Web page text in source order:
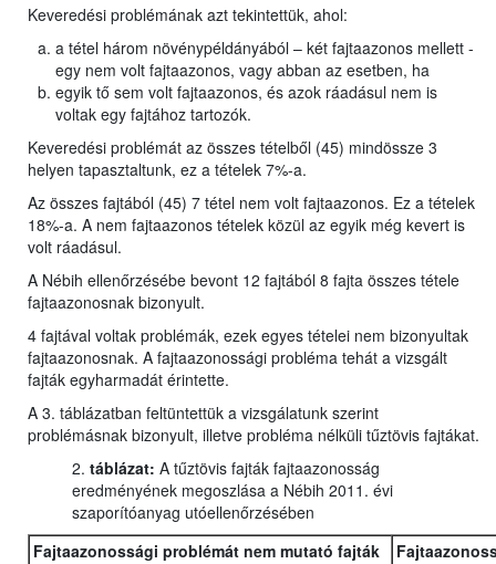
Keveredési problémának azt tekintettük, ahol:
a tétel három növénypéldányából – két fajtaazonos mellett -
egy nem volt fajtaazonos, vagy abban az esetben, ha
egyik tő sem volt fajtaazonos, és azok ráadásul nem is
voltak egy fajtához tartozók.
Keveredési problémát az összes tételből (45) mindössze 3
helyen tapasztaltunk, ez a tételek 7%-a.
Az összes fajtából (45) 7 tétel nem volt fajtaazonos. Ez a tételek
18%-a. A nem fajtaazonos tételek közül az egyik még kevert is
volt ráadásul.
A Nébih ellenőrzésébe bevont 12 fajtából 8 fajta összes tétele
fajtaazonosnak bizonyult.
4 fajtával voltak problémák, ezek egyes tételei nem bizonyultak
fajtaazonosnak. A fajtaazonossági probléma tehát a vizsgált
fajták egyharmadát érintette.
A 3. táblázatban feltüntettük a vizsgálatunk szerint
problémásnak bizonyult, illetve probléma nélküli tűztövis fajtákat.
2. táblázat: A tűztövis fajták fajtaazonosság
eredményének megoszlása a Nébih 2011. évi
szaporítóanyag utóellenőrzésében
Fajtaazonossági problémát nem mutató fajták